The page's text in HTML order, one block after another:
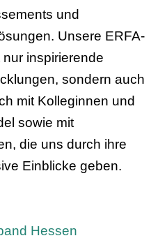
und
Unsere ERFA-
inspirierende
sondern auch
mit Kolleginnen und
sowie mit
die uns durch ihre
Einblicke geben.
Hessen